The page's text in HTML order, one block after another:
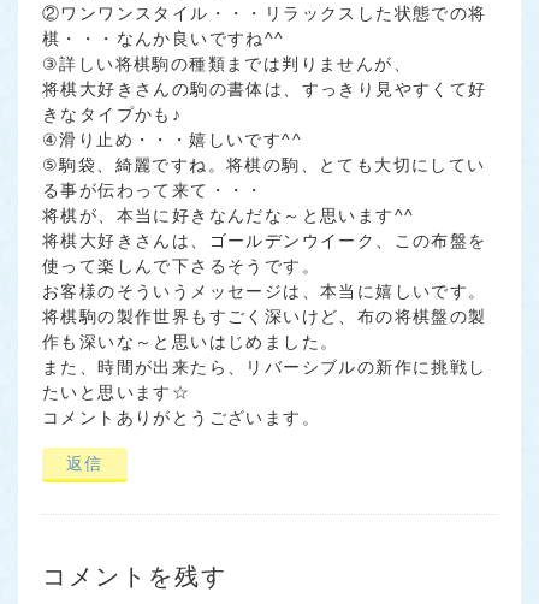
②ワンワンスタイル・・・リラックスした状態での将
棋・・・なんか良いですね^^
③詳しい将棋駒の種類までは判りませんが、
将棋大好きさんの駒の書体は、すっきり見やすくて好
きなタイプかも♪
④滑り止め・・・嬉しいです^^
⑤駒袋、綺麗ですね。将棋の駒、とても大切にしてい
る事が伝わって来て・・・
将棋が、本当に好きなんだな～と思います^^
将棋大好きさんは、ゴールデンウイーク、この布盤を
使って楽しんで下さるそうです。
お客様のそういうメッセージは、本当に嬉しいです。
将棋駒の製作世界もすごく深いけど、布の将棋盤の製
作も深いな～と思いはじめました。
また、時間が出来たら、リバーシブルの新作に挑戦し
たいと思います☆
コメントありがとうございます。
返信
コメントを残す